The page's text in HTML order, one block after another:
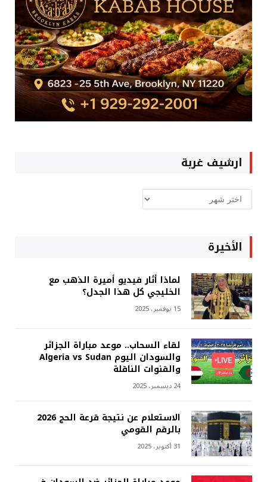
ارشيف غربة
ارشيف
غربة
الأخيرة
لماذا أثار فيديو أميرة الذهب مع
الخليجي كل هذا الجدل؟
15 نوفمبر، 2025
لقاء السحاب.. موعد مباراة الجزائر
والسودان اليوم Algeria vs Sudan
والقنوات الناقلة
24 ديسمبر، 2025
الاستعلام عن نتيجة قرعة الحج 2026
بالرقم القومي
31 أكتوبر، 2025